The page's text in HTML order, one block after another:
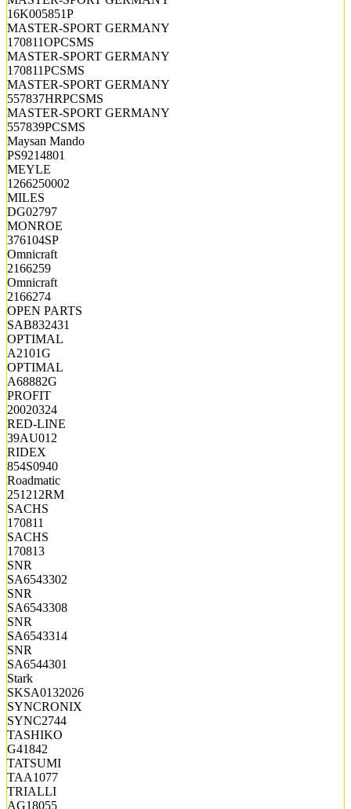
16K005851P
MASTER-SPORT GERMANY
170811OPCSMS
MASTER-SPORT GERMANY
170811PCSMS
MASTER-SPORT GERMANY
557837HRPCSMS
MASTER-SPORT GERMANY
557839PCSMS
Maysan Mando
PS9214801
MEYLE
1266250002
MILES
DG02797
MONROE
376104SP
Omnicraft
2166259
Omnicraft
2166274
OPEN PARTS
SAB832431
OPTIMAL
A2101G
OPTIMAL
A68882G
PROFIT
20020324
RED-LINE
39AU012
RIDEX
854S0940
Roadmatic
251212RM
SACHS
170811
SACHS
170813
SNR
SA6543302
SNR
SA6543308
SNR
SA6543314
SNR
SA6544301
Stark
SKSA0132026
SYNCRONIX
SYNC2744
TASHIKO
G41842
TATSUMI
TAA1077
TRIALLI
AG18055